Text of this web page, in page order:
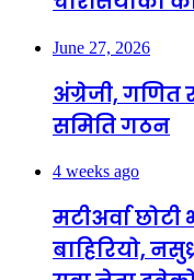
June 27, 2026
अंग्रेजी, गणित
समिति गठन
4 weeks ago
मटीअर्वा
बाहिरियो,